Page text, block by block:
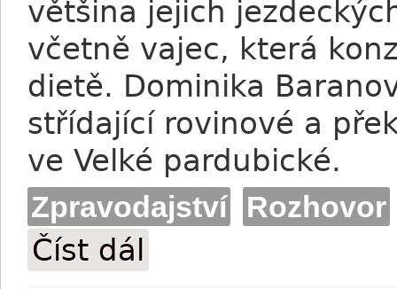
většina jejich
včetně vajec, která
dietě. Dominika
střídající rovinové a
ve Velké pardubické.
Zpravodajství Rozhovor
Číst dál